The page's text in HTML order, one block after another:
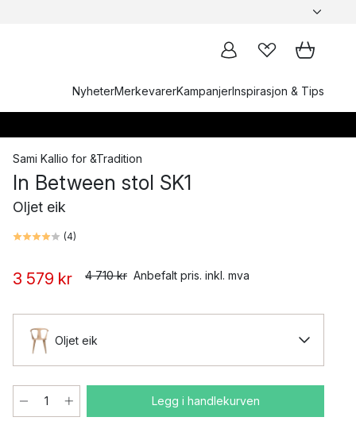
NyheterMerkevarerKampanjerInspirasjon & Tips
Sami Kallio for &Tradition
In Between stol SK1
Oljet eik
(4)
3 579 kr 4 710 kr Anbefalt pris. inkl. mva
Oljet eik
Legg i handlekurven